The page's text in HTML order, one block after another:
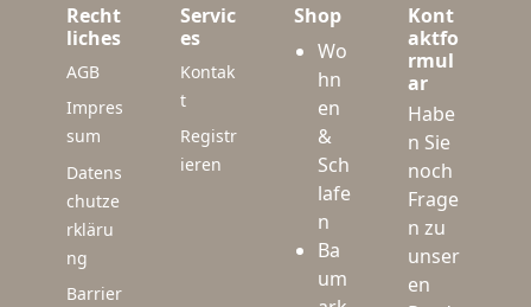
Recht
liches
AGB
Impres
sum
Datens
chutze
rkläru
ng
Barrier
Servic
es
Kontak
t
Registr
ieren
Shop
Wo
hn
en
&
Sch
lafe
n
Ba
um
Kont
aktfo
rmul
ar
Habe
n Sie
noch
Frage
n zu
unser
en